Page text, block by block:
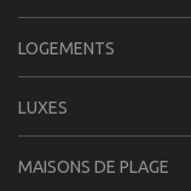
LOGEMENTS
LUXES
MAISONS DE PLAGE